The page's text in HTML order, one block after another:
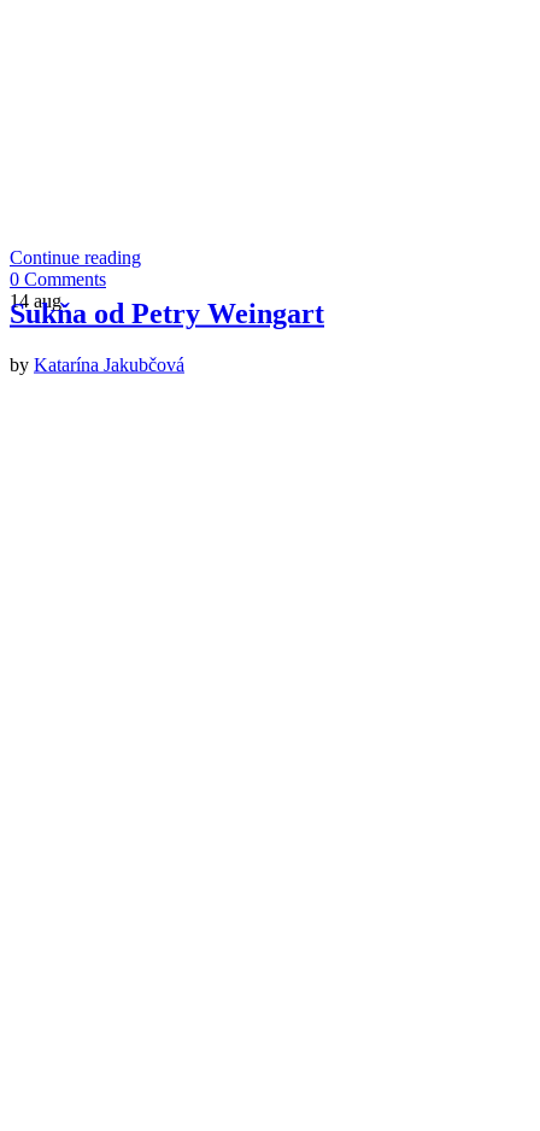
Continue reading
0 Comments
14 aug
Sukňa od Petry Weingart
by Katarína Jakubčová